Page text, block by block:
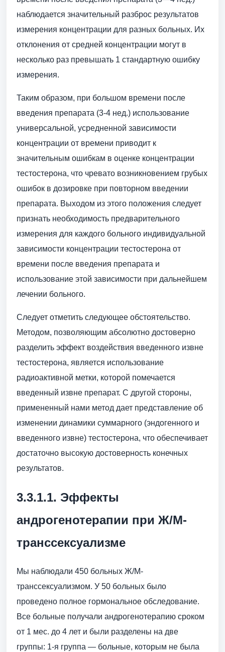
наблюдается значительный разброс результатов
измерения концентрации для разных больных. Их
отклонения от средней концентрации могут в
несколько раз превышать 1 стандартную ошибку
измерения.
Таким образом, при большом времени после
введения препарата (3-4 нед.) использование
универсальной, усредненной зависимости
концентрации от времени приводит к
значительным ошибкам в оценке концентрации
тестостерона, что чревато возникновением грубых
ошибок в дозировке при повторном введении
препарата. Выходом из этого положения следует
признать необходимость предварительного
измерения для каждого больного индивидуальной
зависимости концентрации тестостерона от
времени после введения препарата и
использование этой зависимости при дальнейшем
лечении больного.
Следует отметить следующее обстоятельство.
Методом, позволяющим абсолютно достоверно
разделить эффект воздействия введенного извне
тестостерона, является использование
радиоактивной метки, которой помечается
введенный извне препарат. С другой стороны,
примененный нами метод дает представление об
изменении динамики суммарного (эндогенного и
введенного извне) тестостерона, что обеспечивает
достаточно высокую достоверность конечных
результатов.
3.3.1.1. Эффекты
андрогенотерапии при Ж/М-
транссексуализме
Мы наблюдали 450 больных Ж/М-
транссексуализмом. У 50 больных было
проведено полное гормональное обследование.
Все больные получали андрогенотерапию сроком
от 1 мес. до 4 лет и были разделены на две
группы: 1-я группа — больные, которым не была